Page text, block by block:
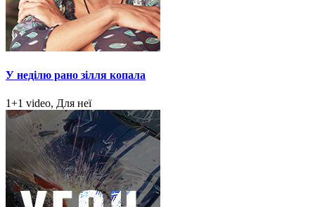
У неділю рано зілля копала
1+1 video, Для неї